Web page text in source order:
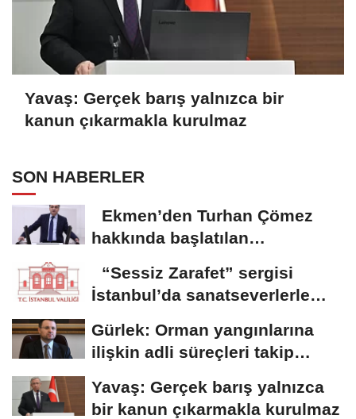
Yavaş: Gerçek barış yalnızca bir
kanun çıkarmakla kurulmaz
SON HABERLER
Ekmen’den Turhan Çömez
hakkında başlatılan
“Sessiz Zarafet” sergisi
İstanbul’da sanatseverlerle
Gürlek: Orman yangınlarına
ilişkin adli süreçleri takip
Yavaş: Gerçek barış yalnızca
bir kanun çıkarmakla kurulmaz